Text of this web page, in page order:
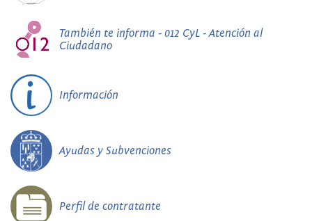
También te informa - 012 CyL - Atención al
Ciudadano
Información
Ayudas y Subvenciones
Perfil de contratante